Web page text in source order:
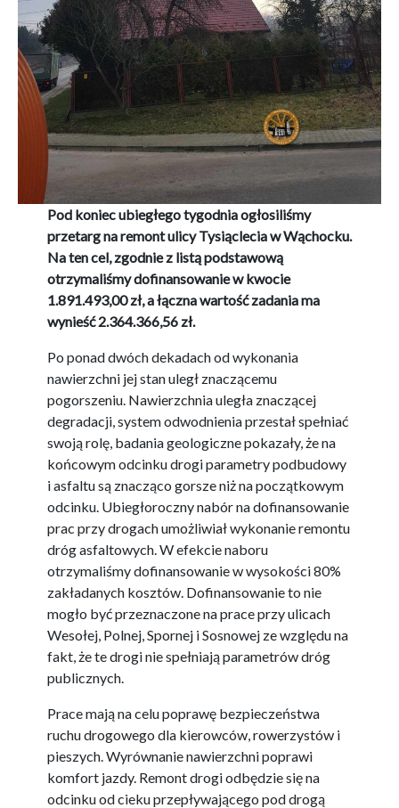
Pod koniec ubiegłego tygodnia ogłosiliśmy
przetarg na remont ulicy Tysiąclecia w Wąchocku.
Na ten cel, zgodnie z listą podstawową
otrzymaliśmy dofinansowanie w kwocie
1.891.493,00 zł, a łączna wartość zadania ma
wynieść 2.364.366,56 zł.
Po ponad dwóch dekadach od wykonania
nawierzchni jej stan uległ znaczącemu
pogorszeniu. Nawierzchnia uległa znaczącej
degradacji, system odwodnienia przestał spełniać
swoją rolę, badania geologiczne pokazały, że na
końcowym odcinku drogi parametry podbudowy
i asfaltu są znacząco gorsze niż na początkowym
odcinku. Ubiegłoroczny nabór na dofinansowanie
prac przy drogach umożliwiał wykonanie remontu
dróg asfaltowych. W efekcie naboru
otrzymaliśmy dofinansowanie w wysokości 80%
zakładanych kosztów. Dofinansowanie to nie
mogło być przeznaczone na prace przy ulicach
Wesołej, Polnej, Spornej i Sosnowej ze względu na
fakt, że te drogi nie spełniają parametrów dróg
publicznych.
Prace mają na celu poprawę bezpieczeństwa
ruchu drogowego dla kierowców, rowerzystów i
pieszych. Wyrównanie nawierzchni poprawi
komfort jazdy. Remont drogi odbędzie się na
odcinku od cieku przepływającego pod drogą